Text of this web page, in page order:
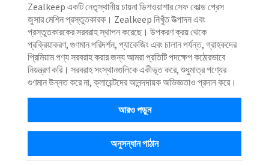
Zealkeep একটি নেতৃস্থানীয় চায়না ডিশওয়াশার সেফ কোল্ড প্রেস
জুসার মেশিন প্রস্তুতকারক। Zealkeep নিখুঁত উত্পাদন এবং
প্রস্তুতকারকের সরবরাহ স্থাপন করেছে। উপকরণ ক্রয় থেকে
প্রক্রিয়াকরণ, গুণমান পরিদর্শন, প্যাকেজিং এবং চালান পর্যন্ত, গ্রাহকদের
প্রিমিয়াম পণ্য সরবরাহ করার জন্য আমরা প্রতিটি পদক্ষেপ কঠোরভাবে
নিয়ন্ত্রণ করি। সরবরাহ সংস্থানগুলিকে একীভূত করে, শুধুমাত্র পণ্যের
গুণমান উন্নত করে না, ক্লায়েন্টদের আনন্দদায়ক অভিজ্ঞতাও প্রদান করে।
আরও পড়ুন
অনুসন্ধান পাঠান